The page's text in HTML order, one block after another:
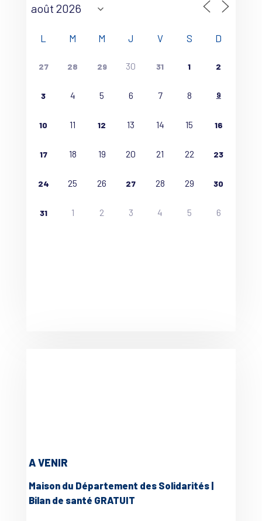
L M M J V S D
27 28 29 30 31 1 2
3 4 5 6 7 8 9
10 11 12 13 14 15 16
17 18 19 20 21 22 23
24 25 26 27 28 29 30
31 1 2 3 4 5 6
A VENIR
Maison du Département des Solidarités |
Bilan de santé GRATUIT